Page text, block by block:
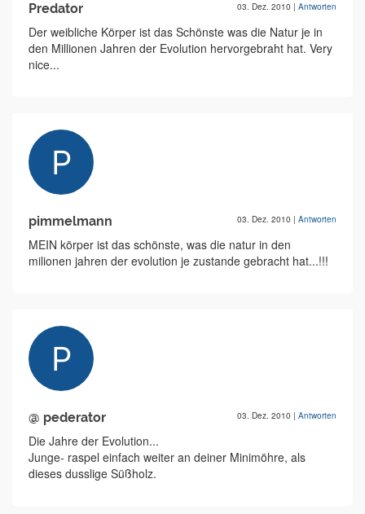
Predator 03. Dez. 2010 | Antworten
Der weibliche Körper ist das Schönste was die Natur je in
den Millionen Jahren der Evolution hervorgebraht hat. Very
nice...
pimmelmann 03. Dez. 2010 | Antworten
MEIN körper ist das schönste, was die natur in den
milionen jahren der evolution je zustande gebracht hat...!!!
@ pederator 03. Dez. 2010 | Antworten
Die Jahre der Evolution...
Junge- raspel einfach weiter an deiner Minimöhre, als
dieses dusslige Süßholz.